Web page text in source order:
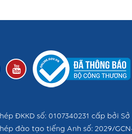
ĐKKD số: 0107340231 cấp bởi
đào tạo tiếng Anh số: 2029/